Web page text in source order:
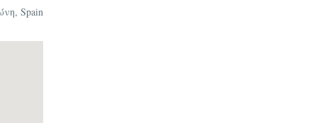
Spain